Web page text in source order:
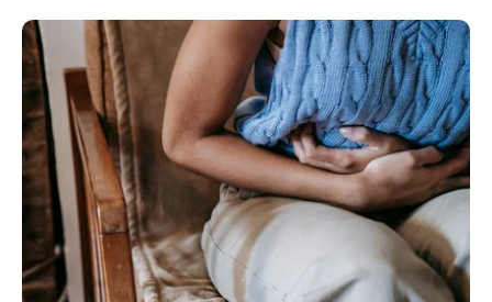
Hvis ja, er du ikke alene! Men hva er egentlig probiotika,
hvordan fungerer de, og hva kan de gjøre for helsen din? I
denne artikkelen skal vi dykke inn i alt du trenger å vite om
probiotika, hva de er, hvordan de virker, og hvordan du kan
bruke dem for å få en bedre helse. Hva er probiotika?
Probiotika er levende mikroorganismer som, når de inntas i
riktig mengde, kan gi helsefordeler for verten (deg!). Dette kan
være forskjellige typer bakterier eller gjær, men de mest kjente
probiotiske bakteriene tilhører slektene Lactobacillus og
Bifidobacterium. Disse mikroskopiske organismene finnes
naturlig i tarmen vår, og deres viktigste jobb er å bidra til
balansen i tarmfloraen. En sunn tarmflora er essensiell for god
fordøyelse og et sterkt immunforsvar. Tarmene våre er hjem for
billioner av bakterier, både gode og dårlige. Når denne